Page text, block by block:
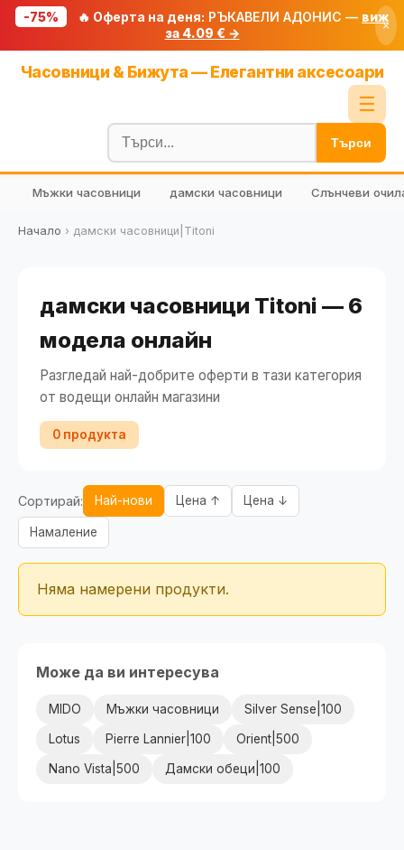
-75% 🔥 Оферта на деня: РЪКАВЕЛИ АДОНИС — виж
за 4.09 € →
×
Часовници & Бижута — Елегантни аксесоари
☰
Блог
🧮 Калкулатори
🔍 Намери продукт
🎁 Подарък
Търси
Мъжки часовници дамски часовници Слънчеви
Начало › дамски часовници|Titoni
дамски часовници Titoni — 6
модела онлайн
Разгледай най-добрите оферти в тази категория
от водещи онлайн магазини
0 продукта
Сортирай: Най-нови Цена ↑ Цена ↓
Намаление
Няма намерени продукти.
Може да ви интересува
MIDO Мъжки часовници Silver Sense|100
Lotus Pierre Lannier|100 Orient|500
Nano Vista|500 Дамски обеци|100